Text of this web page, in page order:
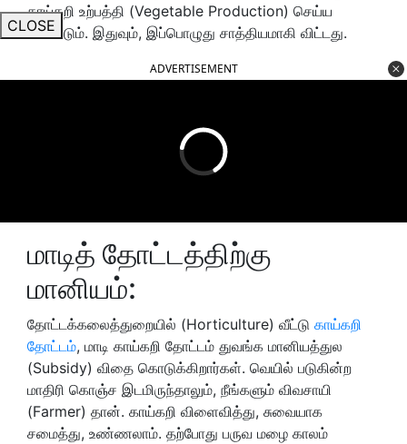
CLOSE
காய்கறி உற்பத்தி (Vegetable Production) செய்ய
வேண்டும். இதுவும், இப்பொழுது சாத்தியமாகி விட்டது.
ADVERTISEMENT
மாடித் தோட்டத்திற்கு
மானியம்:
தோட்டக்கலைத்துறையில் (Horticulture) வீட்டு காய்கறி
தோட்டம், மாடி காய்கறி தோட்டம் துவங்க மானியத்துல
(Subsidy) விதை கொடுக்கிறார்கள். வெயில் படுகின்ற
மாதிரி கொஞ்ச இடமிருந்தாலும், நீங்களும் விவசாயி
(Farmer) தான். காய்கறி விளைவித்து, சுவையாக
சமைத்து, உண்ணலாம். தற்போது பருவ மழை காலம்